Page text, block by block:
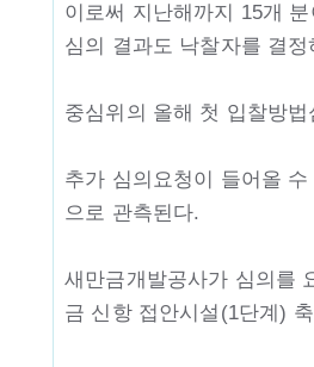
이로써 지난해까지 15개
심의 결과도 낙찰자를 결
중심위의 올해 첫 입찰방
추가 심의요청이 들어올
으로 관측된다.
새만금개발공사가 심의를
금 신항 접안시설(1단계)